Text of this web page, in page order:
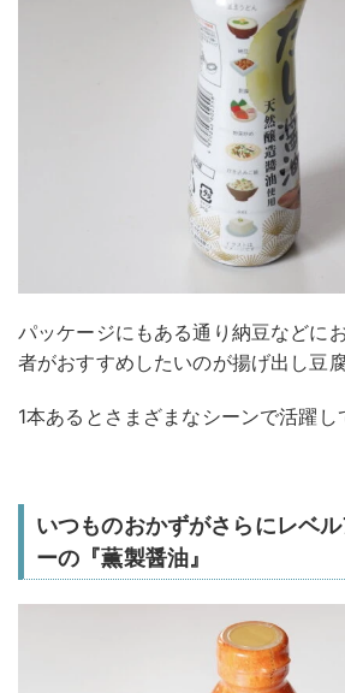
パッケージにもある通り納豆などに
者がおすすめしたいのが揚げ出し豆
1本あるとさまざまなシーンで活躍し
いつものおかずがさらにレベ
ーの『薫製醤油』